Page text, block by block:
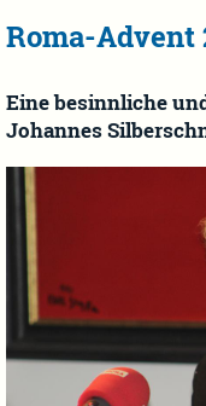
Roma-Advent
Eine besinnliche
Johannes